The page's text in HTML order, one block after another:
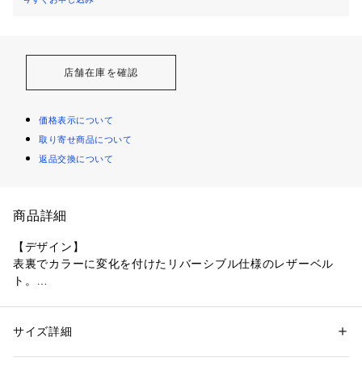
店舗在庫を確認
価格表示について
取り寄せ商品について
返品交換について
商品詳細
【デザイン】
表裏でカラーに変化を付けたリバーシブル仕様のレザーベル
ト。
性別：メンズ
素材：表側・裏側: 牛革 （リバーシブル）
サイズ詳細